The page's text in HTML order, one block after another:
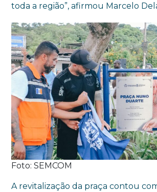
toda a região”, afirmou Marcelo
Foto: SEMCOM
A revitalização da praça contou